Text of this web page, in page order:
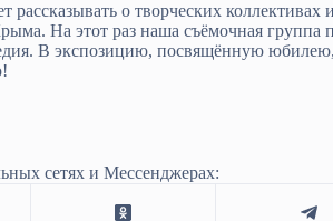
о творческих
На этот раз наша съёмочная группа
В экспозицию, посвящённую
сетях и Мессенджерах: